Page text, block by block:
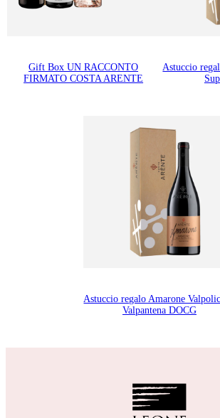
Gift Box UN RACCONTO
FIRMATO COSTA ARENTE
Astuccio
Astuccio regalo Amarone
Valpantena DOCG